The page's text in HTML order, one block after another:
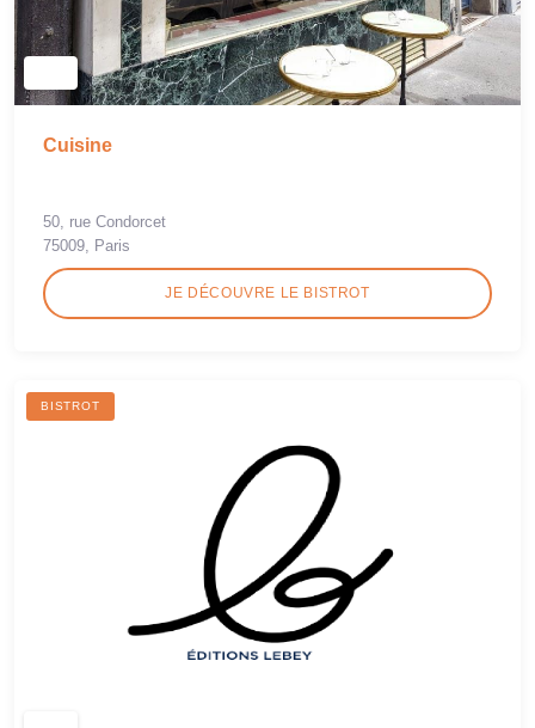
Cuisine
50, rue Condorcet
75009, Paris
JE DÉCOUVRE LE BISTROT
BISTROT